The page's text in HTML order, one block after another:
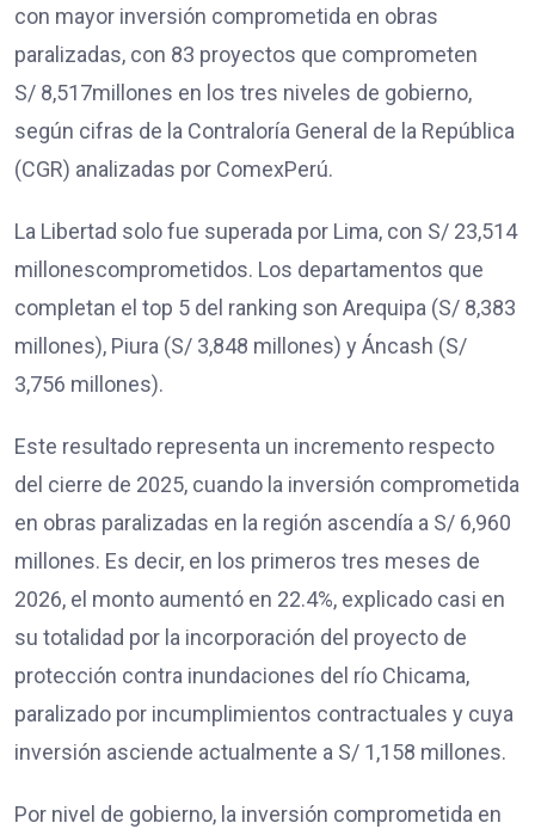
con mayor inversión comprometida en obras
paralizadas, con 83 proyectos que comprometen
S/ 8,517millones en los tres niveles de gobierno,
según cifras de la Contraloría General de la República
(CGR) analizadas por ComexPerú.
La Libertad solo fue superada por Lima, con S/ 23,514
millonescomprometidos. Los departamentos que
completan el top 5 del ranking son Arequipa (S/ 8,383
millones), Piura (S/ 3,848 millones) y Áncash (S/
3,756 millones).
Este resultado representa un incremento respecto
del cierre de 2025, cuando la inversión comprometida
en obras paralizadas en la región ascendía a S/ 6,960
millones. Es decir, en los primeros tres meses de
2026, el monto aumentó en 22.4%, explicado casi en
su totalidad por la incorporación del proyecto de
protección contra inundaciones del río Chicama,
paralizado por incumplimientos contractuales y cuya
inversión asciende actualmente a S/ 1,158 millones.
Por nivel de gobierno, la inversión comprometida en